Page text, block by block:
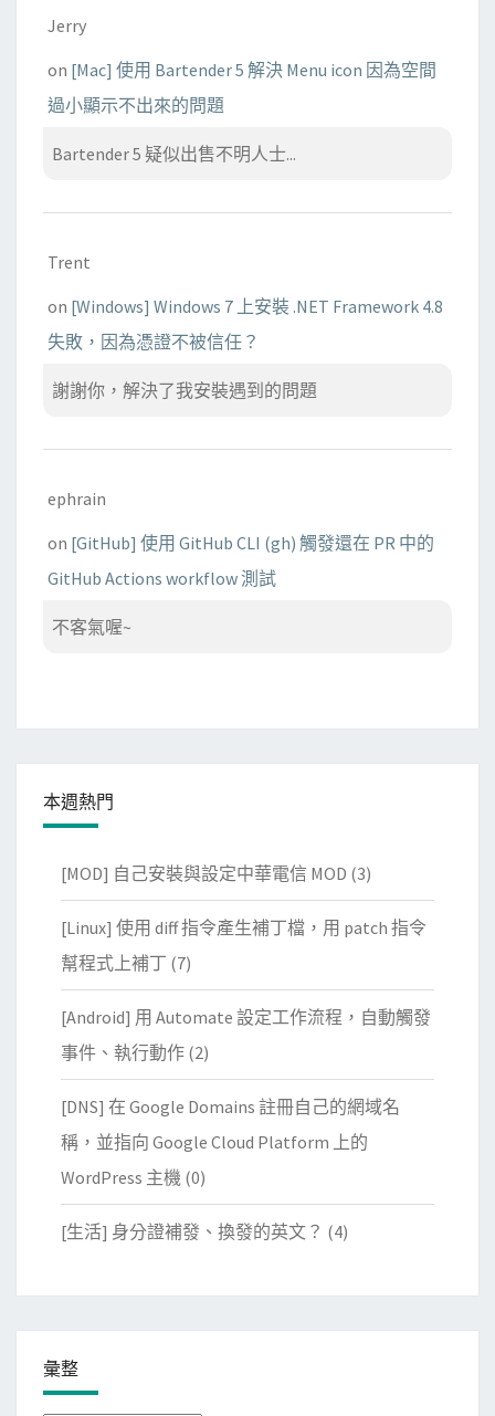
Jerry
on [Mac] 使用 Bartender 5 解決 Menu icon 因為空間
過小顯示不出來的問題
Bartender 5 疑似出售不明人士...
Trent
on [Windows] Windows 7 上安裝 .NET Framework 4.8
失敗，因為憑證不被信任？
謝謝你，解決了我安裝遇到的問題
ephrain
on [GitHub] 使用 GitHub CLI (gh) 觸發還在 PR 中的
GitHub Actions workflow 測試
不客氣喔~
本週熱門
[MOD] 自己安裝與設定中華電信 MOD (3)
[Linux] 使用 diff 指令產生補丁檔，用 patch 指令
幫程式上補丁 (7)
[Android] 用 Automate 設定工作流程，自動觸發
事件、執行動作 (2)
[DNS] 在 Google Domains 註冊自己的網域名
稱，並指向 Google Cloud Platform 上的
WordPress 主機 (0)
[生活] 身分證補發、換發的英文？ (4)
彙整